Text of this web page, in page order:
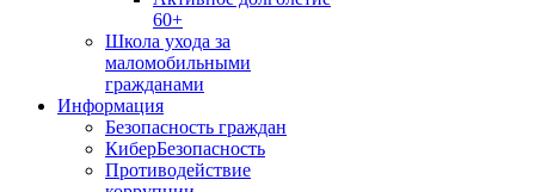
60+
Школа ухода за
маломобильными
гражданами
Информация
Безопасность граждан
КиберБезопасность
Противодействие